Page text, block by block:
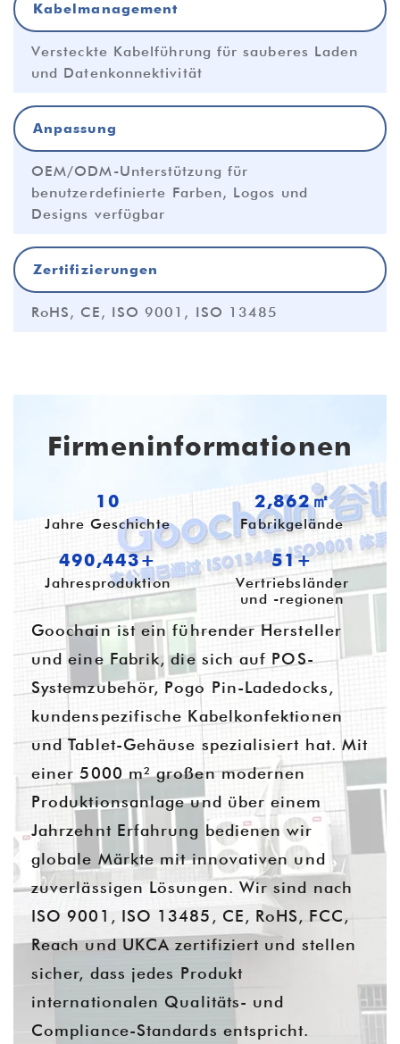
Kabelmanagement
Versteckte Kabelführung für sauberes Laden
und Datenkonnektivität
Anpassung
OEM/ODM-Unterstützung für
benutzerdefinierte Farben, Logos und
Designs verfügbar
Zertifizierungen
RoHS, CE, ISO 9001, ISO 13485
Firmeninformationen
10
Jahre Geschichte
3,749㎡
Fabrikgelände
642,373+
Jahresproduktion
54+
Vertriebsländer
und -regionen
Goochain ist ein führender Hersteller
und eine Fabrik, die sich auf POS-
Systemzubehör, Pogo Pin-Ladedocks,
kundenspezifische Kabelkonfektionen
und Tablet-Gehäuse spezialisiert hat. Mit
einer 5000 m² großen modernen
Produktionsanlage und über einem
Jahrzehnt Erfahrung bedienen wir
globale Märkte mit innovativen und
zuverlässigen Lösungen. Wir sind nach
ISO 9001, ISO 13485, CE, RoHS, FCC,
Reach und UKCA zertifiziert und stellen
sicher, dass jedes Produkt
internationalen Qualitäts- und
Compliance-Standards entspricht.